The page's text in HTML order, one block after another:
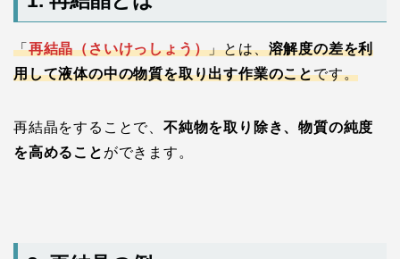
「再結晶（さいけっしょう）」とは、溶解度の差を利
用して液体の中の物質を取り出す作業のことです。
再結晶をすることで、 不純物を取り除き、物質の純度
を高めること ができます。